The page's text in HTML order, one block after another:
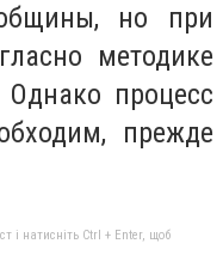
но при
методике
процесс
прежде
і натисніть Ctrl + Enter, щоб